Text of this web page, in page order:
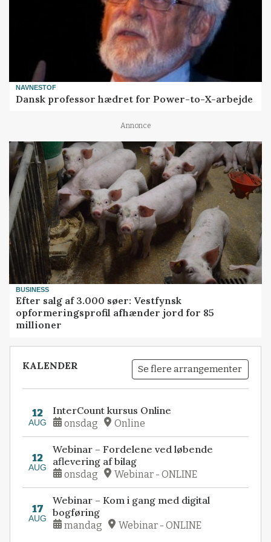
NAVNESTOF
Dansk professor hædret for Power-to-X-arbejde
Annonce
BUSINESS
Efter salg af 3.000 søer: Vestfynsk
opformeringsprofil afhænder jord for 85
millioner
KALENDER Se flere arrangementer
12
AUG
InterCount kursus Online
onsdag Online
12
AUG
Webinar – Fordelene ved løbende
aflevering af bilag
onsdag Webinar - ONLINE
17
AUG
Webinar – Kom i gang med digital
bogføring
mandag Webinar - ONLINE